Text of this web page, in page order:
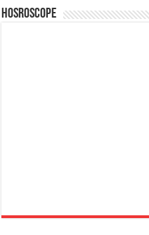
Hosroscope